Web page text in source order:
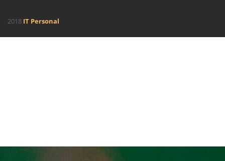
2018 IT Personal